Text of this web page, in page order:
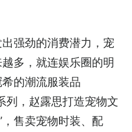
强劲的消费潜力，宠
多，就连娱乐圈的明
的潮流服装品
列，赵露思打造宠物文
，售卖宠物时装、配